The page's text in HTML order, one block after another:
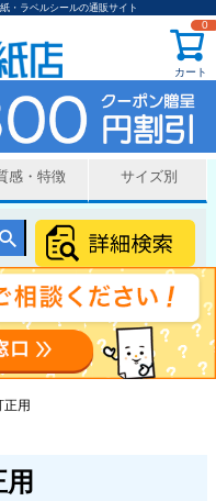
・ラベルシールの通販サイト
カート
0
感・特徴 サイズ別
正用